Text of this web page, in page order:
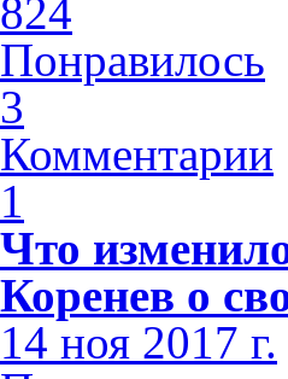
824
Понравилось
3
Комментарии
1
Что
Коренев о
14 ноя 2017 г.